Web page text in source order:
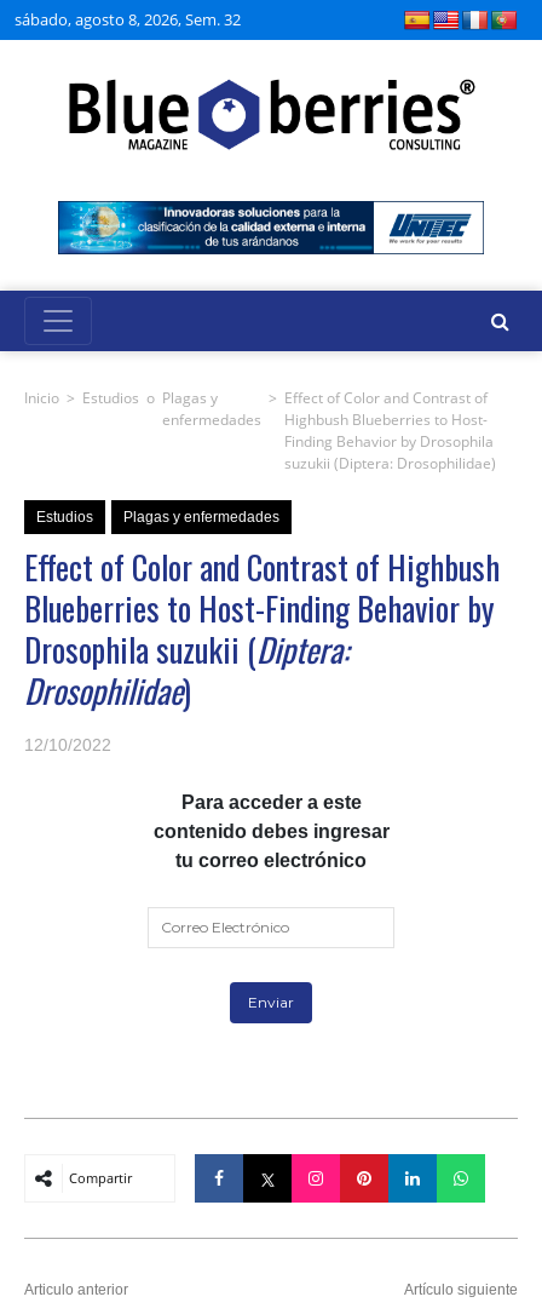
sábado, agosto 8, 2026, Sem. 32
Inicio > Estudios o Plagas y
enfermedades
> Effect of Color and Contrast of
Highbush Blueberries to Host-
Finding Behavior by Drosophila
suzukii (Diptera: Drosophilidae)
Estudios Plagas y enfermedades
Effect of Color and Contrast of Highbush
Blueberries to Host-Finding Behavior by
Drosophila suzukii (Diptera:
Drosophilidae)
12/10/2022
Para acceder a este
contenido debes ingresar
tu correo electrónico
Compartir
Articulo anterior Artículo siguiente